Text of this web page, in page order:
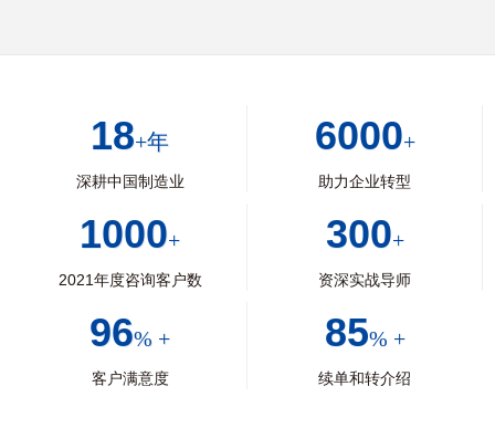
18+年
深耕中国制造业
6000+
助力企业转型
1000+
2021年度咨询客户数
300+
资深实战导师
96% +
客户满意度
85% +
续单和转介绍